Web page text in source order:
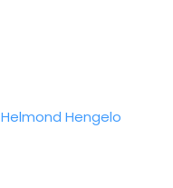
Helmond Hengelo